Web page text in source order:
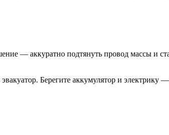
— аккуратно подтянуть провод массы и
Берегите аккумулятор и